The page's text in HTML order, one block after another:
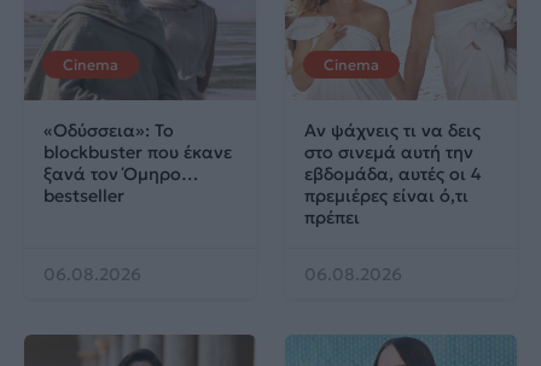
Cinema
«Οδύσσεια»: Το
blockbuster που έκανε
ξανά τον Όμηρο…
bestseller
06.08.2026
Cinema
Αν ψάχνεις τι να δεις
στο σινεμά αυτή την
εβδομάδα, αυτές οι 4
πρεμιέρες είναι ό,τι
πρέπει
06.08.2026